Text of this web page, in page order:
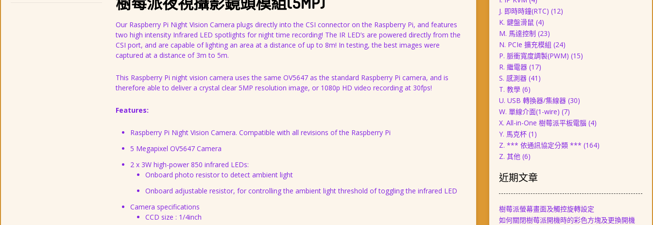
Our Raspberry Pi Night Vision Camera plugs directly into the CSI connector on the Raspberry Pi, and features
two high intensity Infrared LED spotlights for night time recording! The IR LED’s are powered directly from the
CSI port, and are capable of lighting an area at a distance of up to 8m! In testing, the best images were
captured at a distance of 3m to 5m.
This Raspberry Pi night vision camera uses the same OV5647 as the standard Raspberry Pi camera, and is
therefore able to deliver a crystal clear 5MP resolution image, or 1080p HD video recording at 30fps!
Features:
Raspberry Pi Night Vision Camera. Compatible with all revisions of the Raspberry Pi
5 Megapixel OV5647 Camera
2 x 3W high-power 850 infrared LEDs:
Onboard photo resistor to detect ambient light
Onboard adjustable resistor, for controlling the ambient light threshold of toggling the infrared LED
Camera specifications
CCD size : 1/4inch
J. 即時時鐘(RTC) (12)
K. 鍵盤滑鼠 (4)
M. 馬達控制 (23)
N. PCIe 擴充模組 (24)
P. 脈衝寬度調製(PWM) (15)
R. 繼電器 (17)
S. 感測器 (41)
T. 教學 (6)
U. USB 轉換器/集線器 (30)
W. 單線介面(1-wire) (7)
X. All-in-One 樹莓派平板電腦 (4)
Y. 馬克杯 (1)
Z. *** 依通訊協定分類 *** (164)
Z. 其他 (6)
近期文章
樹莓派螢幕畫面及觸控旋轉設定
如何關閉樹莓派開機時的彩色方塊及更換開機